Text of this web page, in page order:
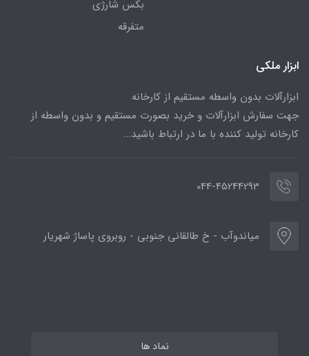
بکس شارژی
متفرقه
ابزار ملکی
ابزارآلات بدون واسطه مستقیم از کارخانه
جهت سفارش ابزارآلات و خرید بصورت مستقیم و بدون واسطه از
کارخانه تولید کننده با ما در ارتباط باشید...
044-45244293
میاندوآب - خ طالقانی جنوبی - روبروی پاساژ شهریار
نماد ها